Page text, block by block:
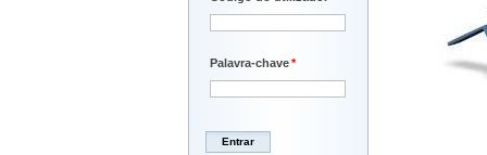
Palavra-chave*